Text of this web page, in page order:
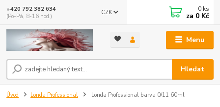
Menu
CZK
Hledat
+420 792 382 634
(Po-Pá, 8-16 hod.)
0 ks
za 0 Kč
Úvod Londa Professional Londa Professional barva 0/11 60ml